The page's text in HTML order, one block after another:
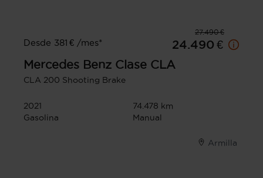
27.490 €
Desde 381 € /mes*
24.490 €
Mercedes Benz Clase CLA
CLA 200 Shooting Brake
2021
74.478 km
Gasolina
Manual
Armilla